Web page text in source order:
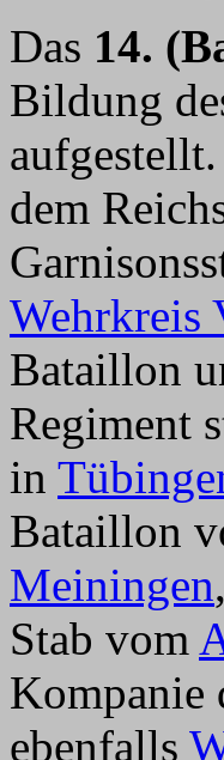
Das 14.
Bildung
dem
Wehrkreis
Bataillon
Regiment
in
Bataillon
Meiningen
Stab vom
Kompanie
ebenfalls